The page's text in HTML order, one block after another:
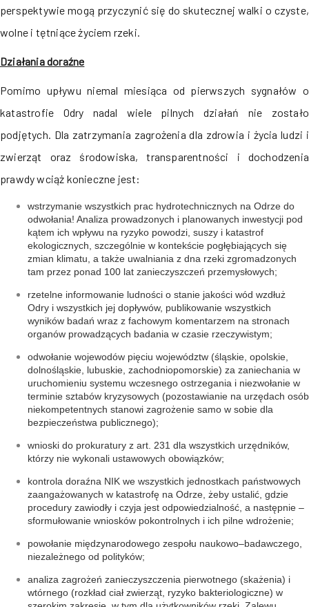
perspektywie mogą przyczynić się do skutecznej walki o czyste,
wolne i tętniące życiem rzeki.
Działania doraźne
Pomimo upływu niemal miesiąca od pierwszych sygnałów o
katastrofie Odry nadal wiele pilnych działań nie zostało
podjętych. Dla zatrzymania zagrożenia dla zdrowia i życia ludzi i
zwierząt oraz środowiska, transparentności i dochodzenia
prawdy wciąż konieczne jest:
wstrzymanie wszystkich prac hydrotechnicznych na Odrze do
odwołania! Analiza prowadzonych i planowanych inwestycji pod
kątem ich wpływu na ryzyko powodzi, suszy i katastrof
ekologicznych, szczególnie w kontekście pogłębiających się
zmian klimatu, a także uwalniania z dna rzeki zgromadzonych
tam przez ponad 100 lat zanieczyszczeń przemysłowych;
rzetelne informowanie ludności o stanie jakości wód wzdłuż
Odry i wszystkich jej dopływów, publikowanie wszystkich
wyników badań wraz z fachowym komentarzem na stronach
organów prowadzących badania w czasie rzeczywistym;
odwołanie wojewodów pięciu województw (śląskie, opolskie,
dolnośląskie, lubuskie, zachodniopomorskie) za zaniechania w
uruchomieniu systemu wczesnego ostrzegania i niezwołanie w
terminie sztabów kryzysowych (pozostawianie na urzędach osób
niekompetentnych stanowi zagrożenie samo w sobie dla
bezpieczeństwa publicznego);
wnioski do prokuratury z art. 231 dla wszystkich urzędników,
którzy nie wykonali ustawowych obowiązków;
kontrola doraźna NIK we wszystkich jednostkach państwowych
zaangażowanych w katastrofę na Odrze, żeby ustalić, gdzie
procedury zawiodły i czyja jest odpowiedzialność, a następnie –
sformułowanie wniosków pokontrolnych i ich pilne wdrożenie;
powołanie międzynarodowego zespołu naukowo–badawczego,
niezależnego od polityków;
analiza zagrożeń zanieczyszczenia pierwotnego (skażenia) i
wtórnego (rozkład ciał zwierząt, ryzyko bakteriologiczne) w